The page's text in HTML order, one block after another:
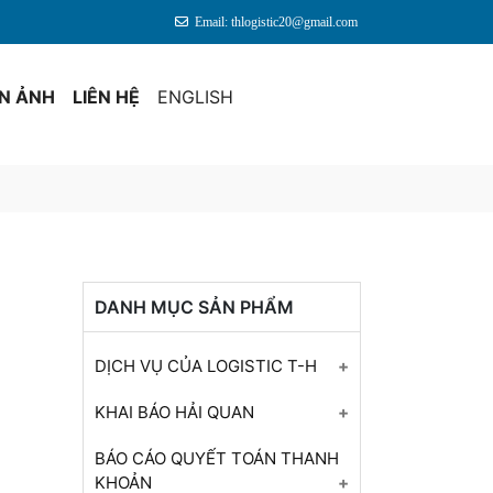
Email: thlogistic20@gmail.com
ẢNH LIÊN HỆ ENGLISH
DANH MỤC SẢN PHẨM
DỊCH VỤ CỦA LOGISTIC T-H
Tư Vấn Khai Báo Hải Quan
Báo Cáo Quyết Toán Cuối
KHAI BÁO HẢI QUAN
Dịch Vụ Kê Khai Hải Quan
BÁO CÁO QUYẾT TOÁN THANH
KHOẢN